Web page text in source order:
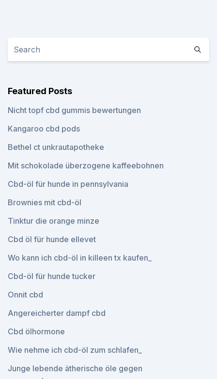
Featured Posts
Nicht topf cbd gummis bewertungen
Kangaroo cbd pods
Bethel ct unkrautapotheke
Mit schokolade überzogene kaffeebohnen
Cbd-öl für hunde in pennsylvania
Brownies mit cbd-öl
Tinktur die orange minze
Cbd öl für hunde ellevet
Wo kann ich cbd-öl in killeen tx kaufen_
Cbd-öl für hunde tucker
Onnit cbd
Angereicherter dampf cbd
Cbd ölhormone
Wie nehme ich cbd-öl zum schlafen_
Junge lebende ätherische öle gegen